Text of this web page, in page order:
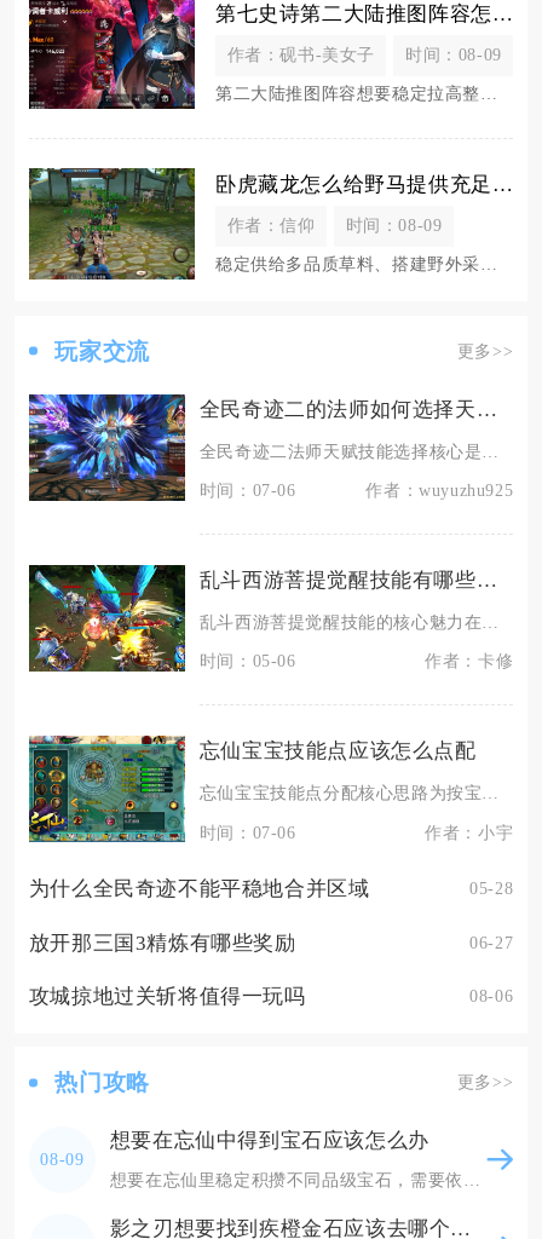
第七史诗第二大陆推图阵容怎么提高输出
作者：砚书-美女子 时间：08-09
第二大陆推图阵容想要稳定拉高整体输出，核心在于配齐持续破甲、全队攻击增幅、高频出手三类功能
卧虎藏龙怎么给野马提供充足的食物
作者：信仰 时间：08-09
稳定供给多品质草料、搭建野外采集+日常活动+市场交易三重获取渠道，搭配马厩自动喂养循环，就
玩家交流 更多>>
全民奇迹二的法师如何选择天赋技能
时间：07-06 作者：wuyuzhu925
乱斗西游菩提觉醒技能有哪些魅力
时间：05-06 作者：卡修
忘仙宝宝技能点应该怎么点配
时间：07-06 作者：小宇
为什么全民奇迹不能平稳地合并区域 05-28
放开那三国3精炼有哪些奖励 06-27
攻城掠地过关斩将值得一玩吗 08-06
热门攻略 更多>>
08-09
想要在忘仙中得到宝石应该怎么办
影之刃想要找到疾橙金石应该去哪个章节或区域